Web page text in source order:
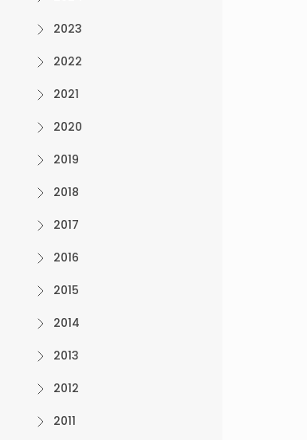
2023
2022
2021
2020
2019
2018
2017
2016
2015
2014
2013
2012
2011